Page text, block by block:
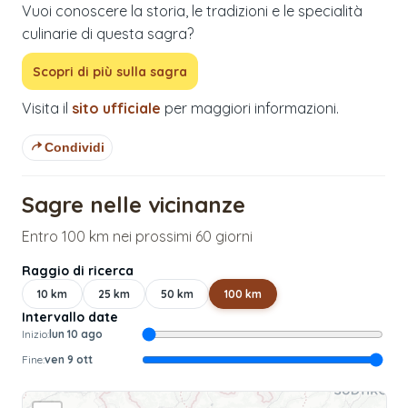
Vuoi conoscere la storia, le tradizioni e le specialità
culinarie di questa sagra?
Scopri di più sulla sagra
Visita il sito ufficiale per maggiori informazioni.
Condividi
Sagre nelle vicinanze
Entro 100 km nei prossimi 60 giorni
Raggio di ricerca
10 km 25 km 50 km 100 km
Intervallo date
Inizio:lun 10 ago
Fine:ven 9 ott